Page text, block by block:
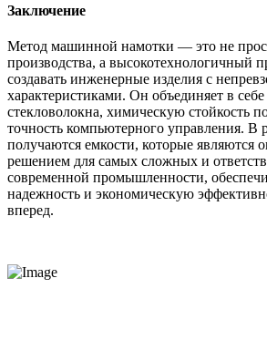
Заключение
Метод машинной намотки — это не
производства, а высокотехнологичный
создавать инженерные изделия с
характеристиками. Он объединяет в
стекловолокна, химическую стойкость
точность компьютерного управления. В
получаются емкости, которые являются
решением для самых сложных и
современной промышленности,
надежность и экономическую
вперед.